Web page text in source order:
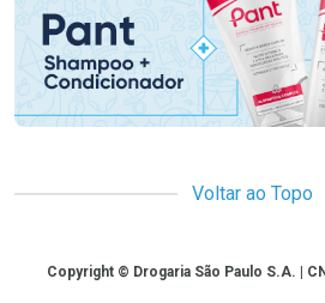
Voltar ao Topo
CopyrightCopyright © Drogaria São Paulo S.A. |